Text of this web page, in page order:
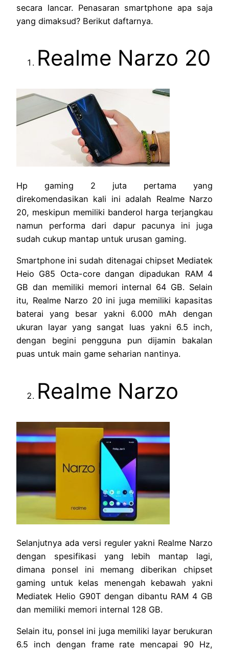
secara lancar. Penasaran smartphone apa saja
yang dimaksud? Berikut daftarnya.
Realme Narzo 20
Hp gaming 2 juta pertama yang
direkomendasikan kali ini adalah Realme Narzo
20, meskipun memiliki banderol harga terjangkau
namun performa dari dapur pacunya ini juga
sudah cukup mantap untuk urusan gaming.
Smartphone ini sudah ditenagai chipset Mediatek
Heio G85 Octa-core dangan dipadukan RAM 4
GB dan memiliki memori internal 64 GB. Selain
itu, Realme Narzo 20 ini juga memiliki kapasitas
baterai yang besar yakni 6.000 mAh dengan
ukuran layar yang sangat luas yakni 6.5 inch,
dengan begini pengguna pun dijamin bakalan
puas untuk main game seharian nantinya.
Realme Narzo
Selanjutnya ada versi reguler yakni Realme Narzo
dengan spesifikasi yang lebih mantap lagi,
dimana ponsel ini memang diberikan chipset
gaming untuk kelas menengah kebawah yakni
Mediatek Helio G90T dengan dibantu RAM 4 GB
dan memiliki memori internal 128 GB.
Selain itu, ponsel ini juga memiliki layar berukuran
6.5 inch dengan frame rate mencapai 90 Hz,